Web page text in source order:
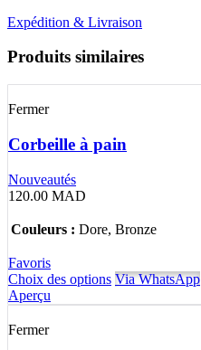
Expédition & Livraison
Produits similaires
Fermer
Corbeille à pain
Nouveautés
120.00 MAD
Couleurs : Dore, Bronze
Favoris
Choix des options Via WhatsApp
Aperçu
Fermer